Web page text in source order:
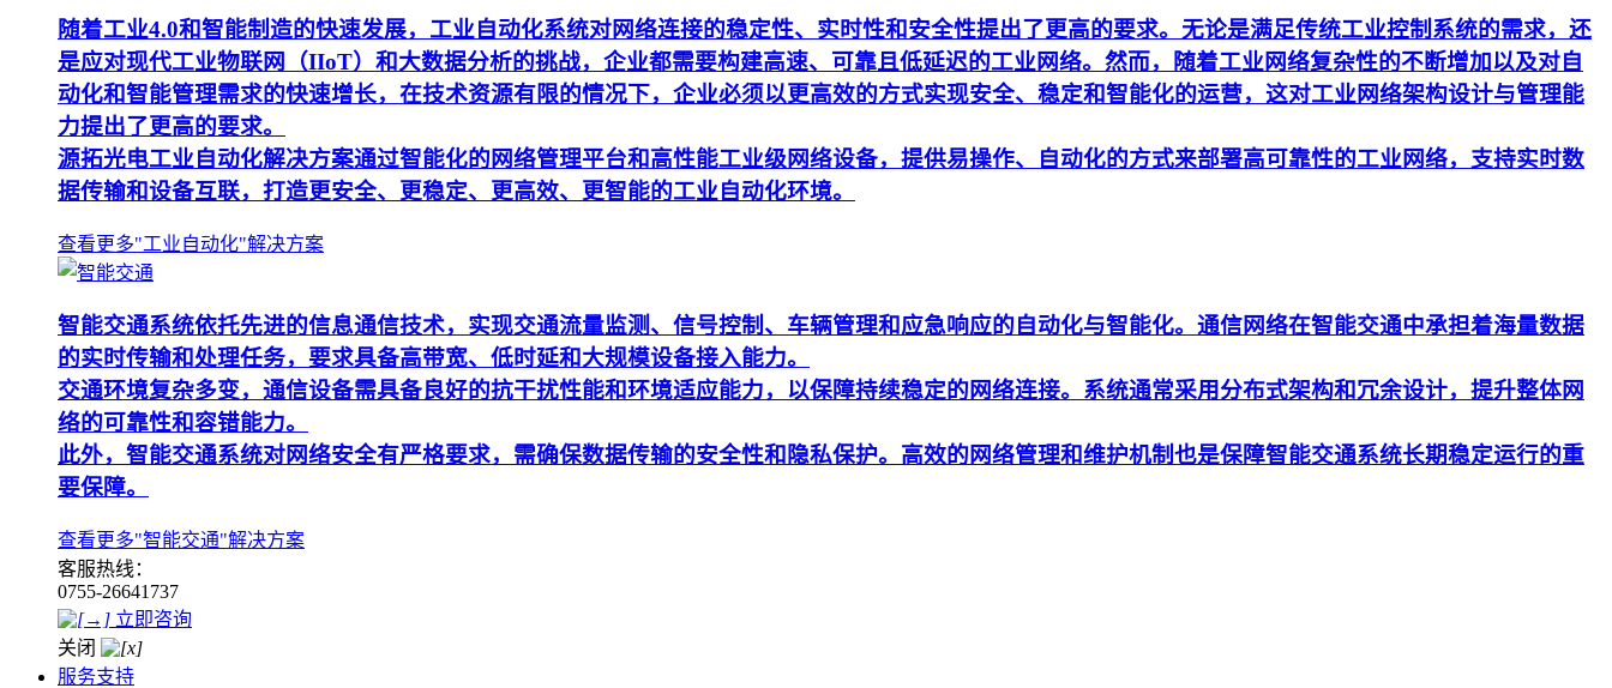
随着工业4.0和智能制造的快速发展，工业自动化系统对网络连接的稳定性、实时性和安全性提出了更高的要求。无论是满足传统工业控制系统的需求，还
是应对现代工业物联网（IIoT）和大数据分析的挑战，企业都需要构建高速、可靠且低延迟的工业网络。然而，随着工业网络复杂性的不断增加以及对自
动化和智能管理需求的快速增长，在技术资源有限的情况下，企业必须以更高效的方式实现安全、稳定和智能化的运营，这对工业网络架构设计与管理能
力提出了更高的要求。
源拓光电工业自动化解决方案通过智能化的网络管理平台和高性能工业级网络设备，提供易操作、自动化的方式来部署高可靠性的工业网络，支持实时数
据传输和设备互联，打造更安全、更稳定、更高效、更智能的工业自动化环境。
查看更多"工业自动化"解决方案
智能交通系统依托先进的信息通信技术，实现交通流量监测、信号控制、车辆管理和应急响应的自动化与智能化。通信网络在智能交通中承担着海量数据
的实时传输和处理任务，要求具备高带宽、低时延和大规模设备接入能力。
交通环境复杂多变，通信设备需具备良好的抗干扰性能和环境适应能力，以保障持续稳定的网络连接。系统通常采用分布式架构和冗余设计，提升整体网
络的可靠性和容错能力。
此外，智能交通系统对网络安全有严格要求，需确保数据传输的安全性和隐私保护。高效的网络管理和维护机制也是保障智能交通系统长期稳定运行的重
要保障。
查看更多"智能交通"解决方案
客服热线：
0755-26641737
立即咨询
关闭
服务支持